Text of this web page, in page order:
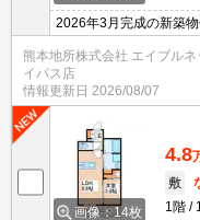
2026年3月完成の新築
ベーターなど人気の設
初期費用のクレジット
※
熊本地所株式会社 エイブル
イパス店
情報更新日 2026/08/07
画像：14枚
4.8
敷
1階